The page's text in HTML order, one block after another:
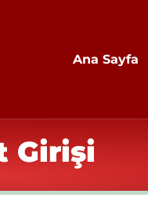
Ana Sayfa
Girişi